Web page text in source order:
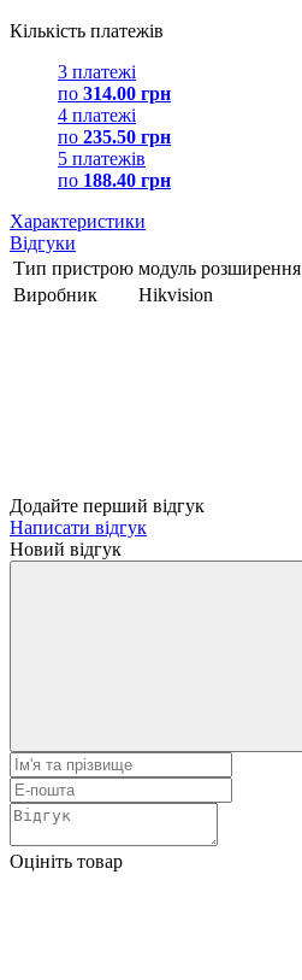
Кількість платежів
3 платежі
по 314.00 грн
4 платежі
по 235.50 грн
5 платежів
по 188.40 грн
Характеристики
Відгуки
Тип пристрою модуль розширення
Виробник
Hikvision
Додайте перший відгук
Написати відгук
Новий відгук
Оцініть товар